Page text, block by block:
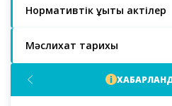
Нормативтік құқықтық актілер
Мәслихат тарихы